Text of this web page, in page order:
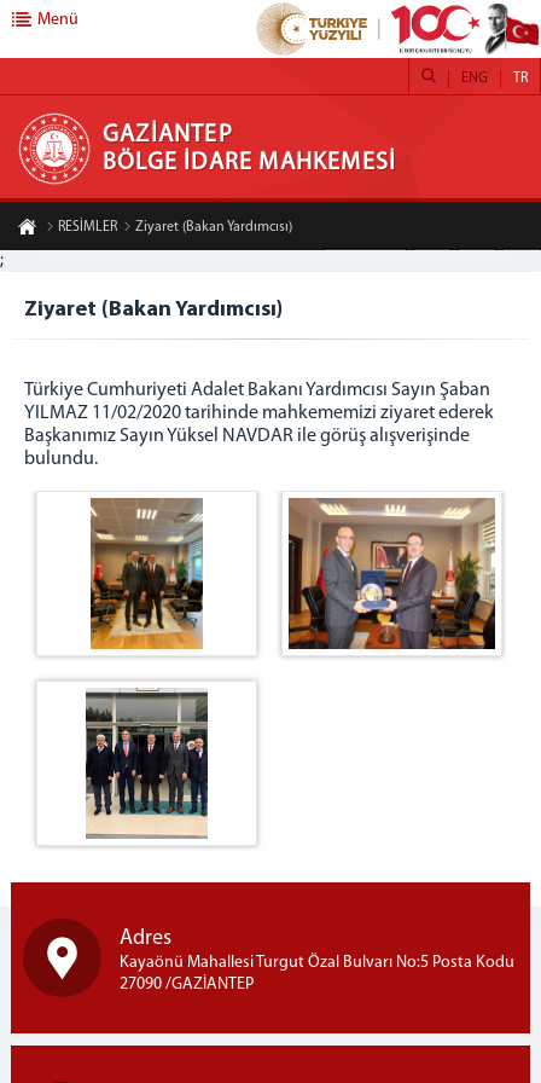
GAZİANTEP BÖLGE İDARE MAHKEMESİ
ANASAYFA
MAHKEMEMİZ
BAŞKANLIK
ÖNCEKİ BAŞKANLARIMIZ
BAŞKANLAR KURULU
ADALET KOMİSYONU
İDARİ BİRİMLER
İDARİ İŞLER MÜDÜRLÜĞÜ
VEZNE VE ÖNBÜRO
AYIRMA VE TETKİK BÜROSU
DAVA DAİRELERİ
1.İDARİ DAVA DAİRESİ
2 İDARİ DAVA DAİRESİ
3. İDARİ DAVA DAİRESİ
4. İDARİ DAVA DAİRESİ
5. İDARİ DAVA DAİRESİ
6. İDARİ DAVA DAİRESİ
9. İDARİ DAVA DAİRESİ
1. VERGİ DAVA DAİRESİ
2. VERGİ DAVA DAİRESİ
Menü
GAZİANTEP
BÖLGE İDARE MAHKEMESİ
TR
ENG
RESİMLER Ziyaret (Bakan Yardımcısı)
;
Ziyaret (Bakan Yardımcısı)
Türkiye Cumhuriyeti Adalet Bakanı Yardımcısı Sayın Şaban
YILMAZ 11/02/2020 tarihinde mahkememizi ziyaret ederek
Başkanımız Sayın Yüksel NAVDAR ile görüş alışverişinde
bulundu.
Adres
Kayaönü Mahallesi Turgut Özal Bulvarı No:5 Posta Kodu
27090 /GAZİANTEP